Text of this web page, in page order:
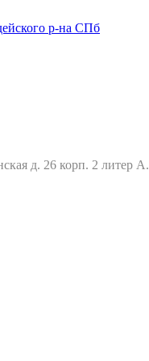
д. 26 корп. 2 литер А.